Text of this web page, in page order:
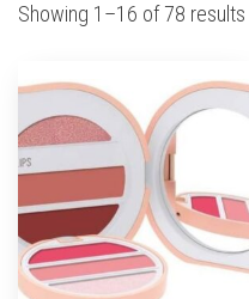
Showing 1–16 of 78 results